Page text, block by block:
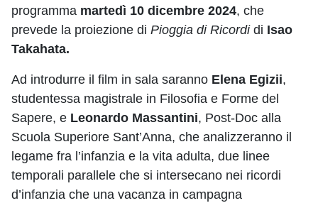
programma martedì 10 dicembre 2024, che
prevede la proiezione di Pioggia di Ricordidi Isao
Takahata.
Ad introdurre il film in sala saranno Elena Egizii,
studentessa magistrale in Filosofia e Forme del
Sapere, e Leonardo Massantini, Post-Doc alla
Scuola Superiore Sant’Anna, che analizzeranno il
legame fra l’infanzia e la vita adulta, due linee
temporali parallele che si intersecano nei ricordi
d’infanzia che una vacanza in campagna